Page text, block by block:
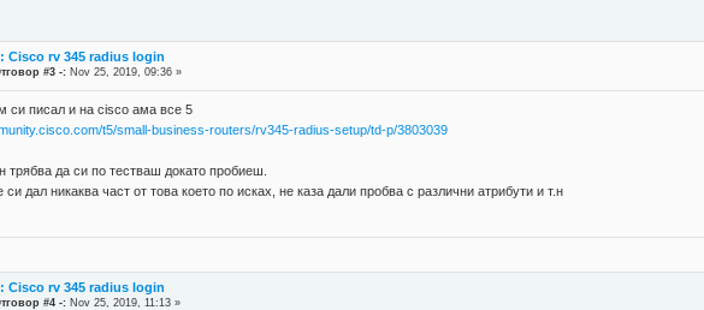
Cisco rv 345 radius login
#3 -: Nov 25, 2019, 09:36 »
си писал и на cisco ама все 5
t5/small-business-routers/rv345-radius-setup/td-p/3803039
трябва да си по тестваш докато пробиеш.
дал никаква част от това което по исках, не каза дали пробва с различни атрибути и т.н
Cisco rv 345 radius login
#4 -: Nov 25, 2019, 11:13 »